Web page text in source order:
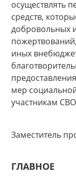
осуществлять
средств,
добровольных
иных
мер
участникам
Заместитель
ГЛАВНОЕ